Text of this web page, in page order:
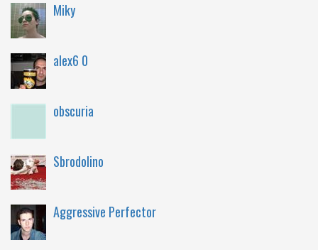
Miky
alex6 0
obscuria
Sbrodolino
Aggressive Perfector